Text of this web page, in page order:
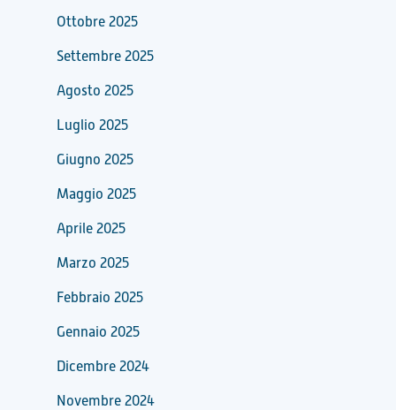
Ottobre 2025
Settembre 2025
Agosto 2025
Luglio 2025
Giugno 2025
Maggio 2025
Aprile 2025
Marzo 2025
Febbraio 2025
Gennaio 2025
Dicembre 2024
Novembre 2024